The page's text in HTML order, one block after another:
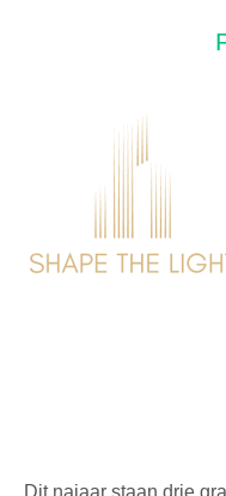
Dit najaar staan drie